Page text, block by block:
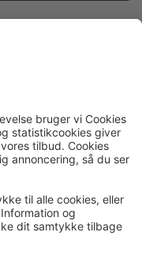
efter trykdata;
på 15 %